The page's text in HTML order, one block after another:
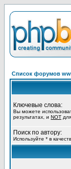
Список форумов
Ключевые слова:
Вы можете
результатах, и NOT
Поиск по автору:
Используйте * в